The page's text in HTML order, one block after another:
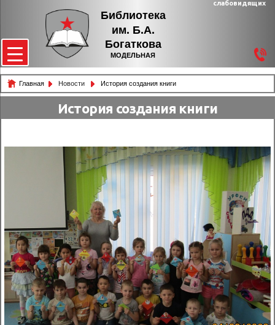
Библиотека
им. Б.А.
Богаткова
МОДЕЛЬНАЯ
слабовидящих
Главная Новости История создания книги
История создания книги